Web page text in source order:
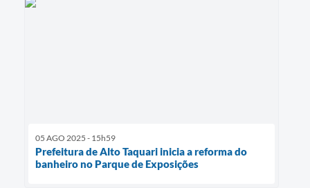
05 AGO 2025 - 15h59
Prefeitura de Alto Taquari inicia a reforma do
banheiro no Parque de Exposições